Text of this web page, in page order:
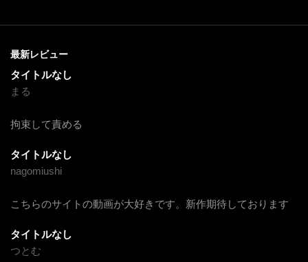
最新レビュー
タイトルなし
まる
拘束して責める
タイトルなし
nagomiushi
こちらのサイトの動画が大好きです。新作期待しております
タイトルなし
つとむ